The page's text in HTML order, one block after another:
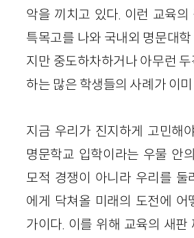
악을 끼치고 있다. 이런 교육의
특목고를 나와 국내외 명문대
지만 중도하차하거나 아무런
하는 많은 학생들의 사례가 이
지금 우리가 진지하게 고민해
명문학교 입학이라는 우물 안
모적 경쟁이 아니라 우리를 둘
에게 닥쳐올 미래의 도전에 어
가이다. 이를 위해 교육의 새판